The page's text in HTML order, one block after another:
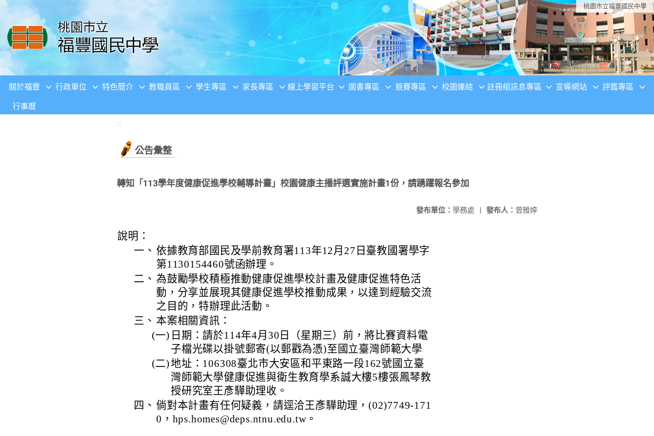
移至網頁之主要內容區位置 桃園市立福豐國民中學
關於福豐 行政單位 特色簡介 教職員區 學生專區 家長專區 線上學習平台 圖書專區 競賽專區 校園連結 註冊組訊息專區 宣導網站 評鑑專區
行事曆
:::
公告彙整
轉知「113學年度健康促進學校輔導計畫」校園健康主播評選實施計畫1份，請踴躍報名參加
發布人： 曾雅婷
發布單位： 學務處 |
說明：
一、 依據教育部國民及學前教育署113年12月27日臺教國署學字
第1130154460號函辦理。
二、 為鼓勵學校積極推動健康促進學校計畫及健康促進特色活
動，分享並展現其健康促進學校推動成果，以達到經驗交流
之目的，特辦理此活動。
三、 本案相關資訊：
(一) 日期：請於114年4月30日（星期三）前，將比賽資料電
子檔光碟以掛號郵寄(以郵戳為憑)至國立臺灣師範大學
(二)地址：106308臺北市大安區和平東路一段162號國立臺
灣師範大學健康促進與衛生教育學系誠大樓5樓張鳳琴教
授研究室王彥驊助理收。
四、 倘對本計畫有任何疑義，請逕洽王彥驊助理，(02)7749-171
0，hps.homes@deps.ntnu.edu.tw。